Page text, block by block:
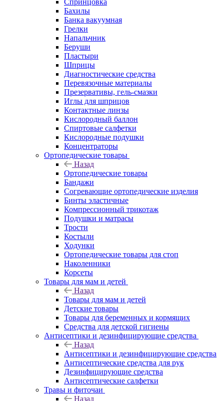
Спринцовка
Бахилы
Банка вакуумная
Грелки
Напальчник
Беруши
Пластыри
Шприцы
Диагностические средства
Перевязочные материалы
Презервативы, гель-смазки
Иглы для шприцов
Контактные линзы
Кислородный баллон
Спиртовые салфетки
Кислородные подушки
Концентраторы
Ортопедические товары
Назад
Ортопедические товары
Бандажи
Согревающие ортопедические изделия
Бинты эластичные
Компрессионный трикотаж
Подушки и матрасы
Трости
Костыли
Ходунки
Ортопедические товары для стоп
Наколенники
Корсеты
Товары для мам и детей
Назад
Товары для мам и детей
Детские товары
Товары для беременных и кормящих
Средства для детской гигиены
Антисептики и дезинфицирующие средства
Назад
Антисептики и дезинфицирующие средства
Антисептические средства для рук
Дезинфицирующие средства
Антисептические салфетки
Травы и фиточаи
Назад